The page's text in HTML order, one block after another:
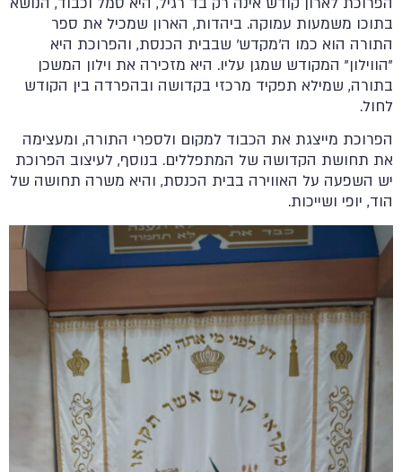
בתוכו משמעות עמוקה. ביהדות, הארון שמכיל את ספר
התורה הוא כמו ה'מקדש' שבבית הכנסת, והפרוכת היא
"הווילון" המקודש שמגן עליו. היא מזכירה את וילון המשכן
בתורה, שמילא תפקיד מרכזי בקדושה ובהפרדה בין הקודש
לחול.
הפרוכת מייצגת את הכבוד למקום ולספרי התורה, ומעצימה
את תחושת הקדושה של המתפללים. בנוסף, לעיצוב הפרוכת
יש השפעה על האווירה בבית הכנסת, והיא משרה תחושה של
הוד, יופי ושייכות.